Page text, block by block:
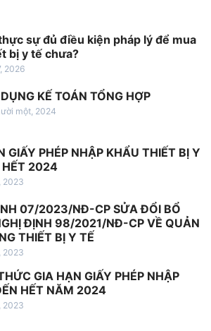
sự đủ điều kiện pháp lý để mua
bị y tế chưa?
2026
KẾ TOÁN TỔNG HỢP
một, 2024
GIẤY PHÉP NHẬP KHẨU THIẾT BỊ Y
HẾT 2024
2023
07/2023/NĐ-CP SỬA ĐỔI BỔ
ĐỊNH 98/2021/NĐ-CP VỀ QUẢN
THIẾT BỊ Y TẾ
2023
GIA HẠN GIẤY PHÉP NHẬP
HẾT NĂM 2024
2023